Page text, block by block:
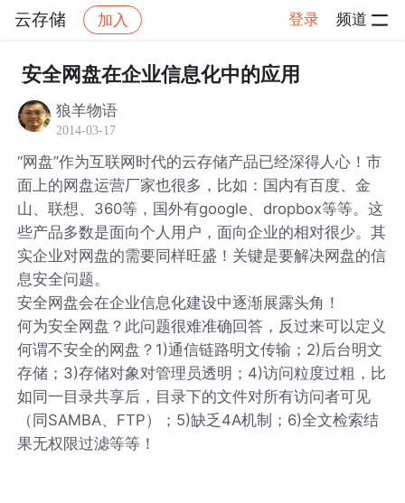
云存储 加入 登录 频道
社区 云存储 帖子详情
安全网盘在企业信息化中的应用
狼羊物语
2014-03-17
“网盘”作为互联网时代的云存储产品已经深得人心！市
面上的网盘运营厂家也很多，比如：国内有百度、金
山、联想、360等，国外有google、dropbox等等。这
些产品多数是面向个人用户，面向企业的相对很少。其
实企业对网盘的需要同样旺盛！关键是要解决网盘的信
息安全问题。
安全网盘会在企业信息化建设中逐渐展露头角！
何为安全网盘？此问题很难准确回答，反过来可以定义
何谓不安全的网盘？1)通信链路明文传输；2)后台明文
存储；3)存储对象对管理员透明；4)访问粒度过粗，比
如同一目录共享后，目录下的文件对所有访问者可见
（同SAMBA、FTP）；5)缺乏4A机制；6)全文检索结
果无权限过滤等等！